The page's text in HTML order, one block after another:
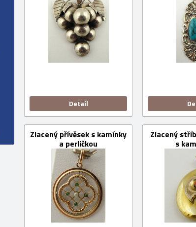
Detail
Zlacený přívěsek s kamínky
a perličkou
Zlacený
s